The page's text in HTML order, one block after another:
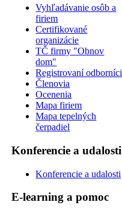
Vyhľadávanie osôb a
firiem
Certifikované
organizácie
TČ firmy "Obnov
dom"
Registrovaní odborníci
Členovia
Ocenenia
Mapa firiem
Mapa tepelných
čerpadiel
Konferencie a udalosti
Konferencie a udalosti
E-learning a pomoc